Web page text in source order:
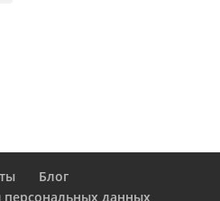
Блог
персональных данных